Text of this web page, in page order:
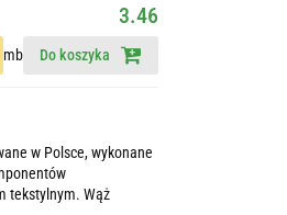
3.46
mb Do koszyka
w Polsce, wykonane
tekstylnym. Wąż